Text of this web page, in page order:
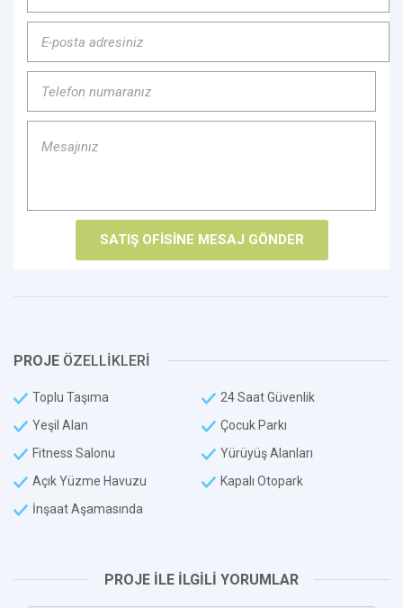
PROJE ÖZELLİKLERİ
Toplu Taşıma
24 Saat Güvenlik
Yeşil Alan
Çocuk Parkı
Fitness Salonu
Yürüyüş Alanları
Açık Yüzme Havuzu
Kapalı Otopark
İnşaat Aşamasında
PROJE İLE İLGİLİ YORUMLAR